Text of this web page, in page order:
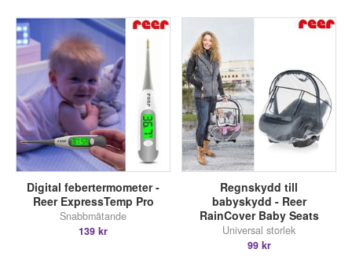
Digital febertermometer -
Reer ExpressTemp Pro
Snabbmätande
139 kr
Regnskydd till
babyskydd - Reer
RainCover Baby Seats
Universal storlek
99 kr